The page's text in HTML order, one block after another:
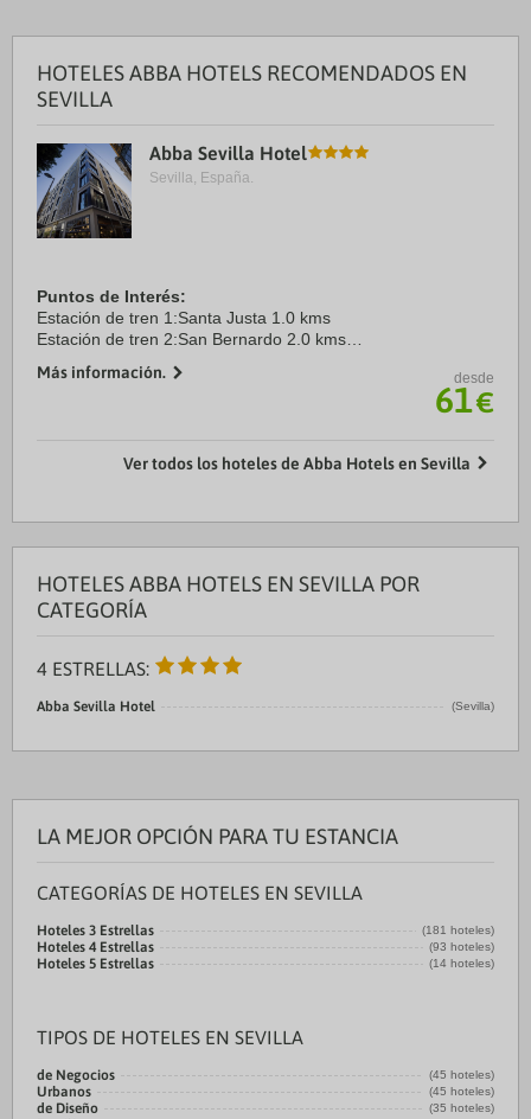
HOTELES ABBA HOTELS RECOMENDADOS EN
SEVILLA
Abba Sevilla Hotel
Sevilla, España.
Puntos de Interés:
Estación de tren 1:Santa Justa 1.0 kms
Estación de tren 2:San Bernardo 2.0 kms
Puerto:Muelle de las Delicias 2.0 kms
Más información. desde
61€
Ver todos los hoteles de Abba Hotels en Sevilla
HOTELES ABBA HOTELS EN SEVILLA POR
CATEGORÍA
4 ESTRELLAS:
Abba Sevilla Hotel (Sevilla)
LA MEJOR OPCIÓN PARA TU ESTANCIA
CATEGORÍAS DE HOTELES EN SEVILLA
Hoteles 3 Estrellas (181 hoteles)
Hoteles 4 Estrellas (93 hoteles)
Hoteles 5 Estrellas (14 hoteles)
TIPOS DE HOTELES EN SEVILLA
de Negocios (45 hoteles)
Urbanos (45 hoteles)
de Diseño (35 hoteles)